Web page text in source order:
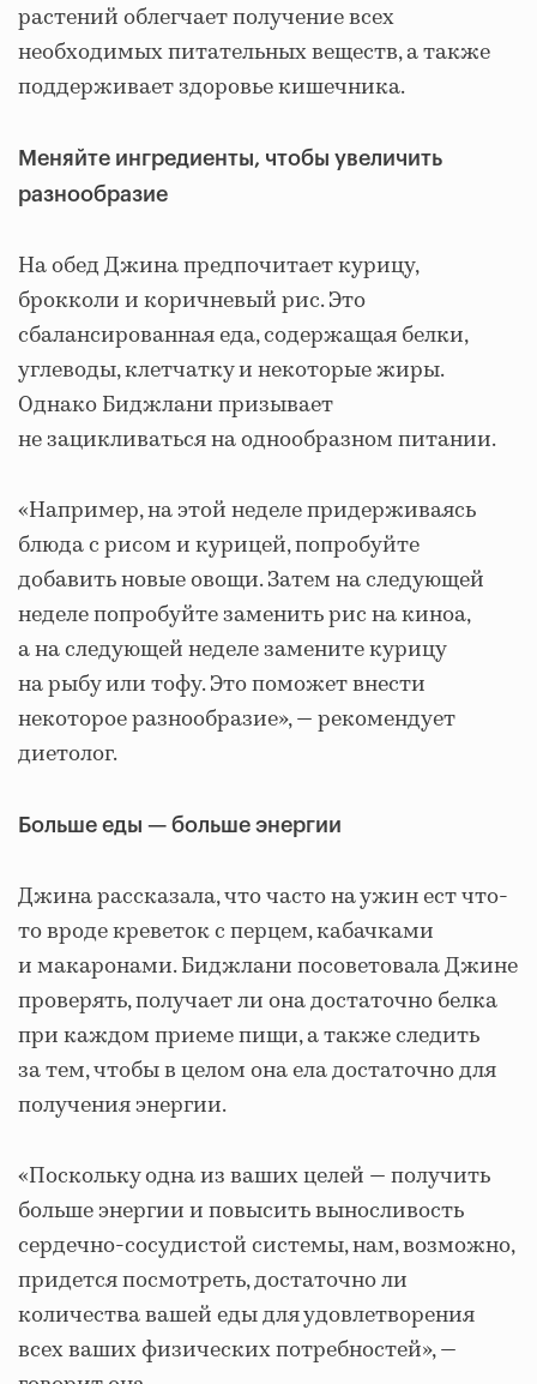
растений облегчает получение всех
необходимых питательных веществ, а также
поддерживает здоровье кишечника.
Меняйте ингредиенты, чтобы увеличить
разнообразие
На обед Джина предпочитает курицу,
брокколи и коричневый рис. Это
сбалансированная еда, содержащая белки,
углеводы, клетчатку и некоторые жиры.
Однако Биджлани призывает
не зацикливаться на однообразном питании.
«Например, на этой неделе придерживаясь
блюда с рисом и курицей, попробуйте
добавить новые овощи. Затем на следующей
неделе попробуйте заменить рис на киноа,
а на следующей неделе замените курицу
на рыбу или тофу. Это поможет внести
некоторое разнообразие», — рекомендует
диетолог.
Больше еды — больше энергии
Джина рассказала, что часто на ужин ест что-
то вроде креветок с перцем, кабачками
и макаронами. Биджлани посоветовала Джине
проверять, получает ли она достаточно белка
при каждом приеме пищи, а также следить
за тем, чтобы в целом она ела достаточно для
получения энергии.
«Поскольку одна из ваших целей — получить
больше энергии и повысить выносливость
сердечно-сосудистой системы, нам, возможно,
придется посмотреть, достаточно ли
количества вашей еды для удовлетворения
всех ваших физических потребностей», —